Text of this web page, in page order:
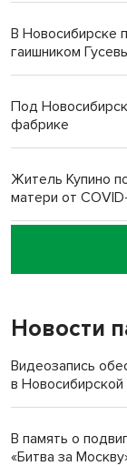
В Новосибирске
гаишником
Под
фабрике
Житель Купино
матери от
Новосибирский
пенсионерки на
«Мы живём на
терроризируют
Инвалид
Новости
Видеозапись
в Новосибирской
В память о
«Битва за